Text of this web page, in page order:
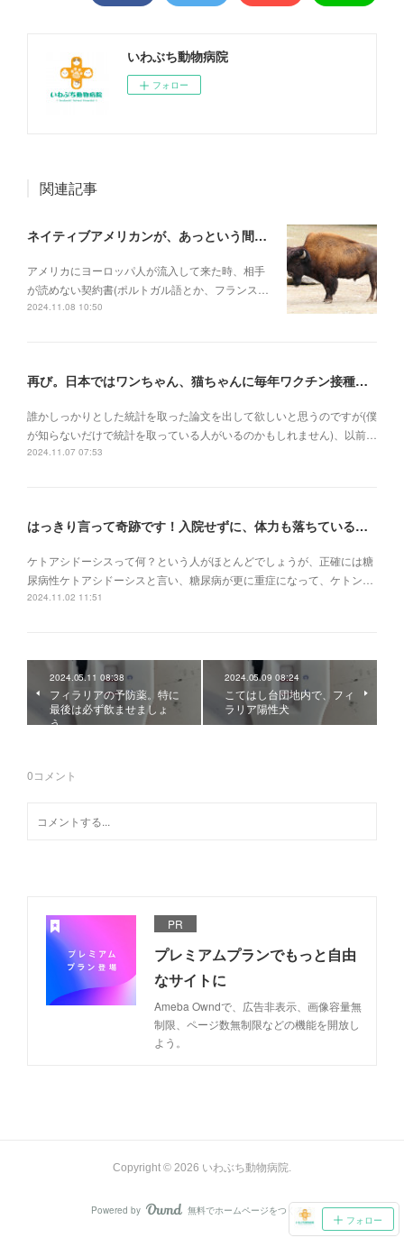
いわぶち動物病院
フォロー
関連記事
ネイティブアメリカンが、あっという間に滅ぼされていった理由
アメリカにヨーロッパ人が流入して来た時、相手
が読めない契約書(ポルトガル語とか、フランス…
2024.11.08 10:50
再び。日本ではワンちゃん、猫ちゃんに毎年ワクチン接種を行うべき理由
誰かしっかりとした統計を取った論文を出して欲しいと思うのですが(僕
が知らないだけで統計を取っている人がいるのかもしれません)、以前…
2024.11.07 07:53
はっきり言って奇跡です！入院せずに、体力も落ちている状況でケトアシドーシスから復活
ケトアシドーシスって何？という人がほとんどでしょうが、正確には糖
尿病性ケトアシドーシスと言い、糖尿病が更に重症になって、ケトン…
2024.11.02 11:51
2024.05.11 08:38
フィラリアの予防薬。特に
最後は必ず飲ませましょ
う。
2024.05.09 08:24
こてはし台団地内で、フィ
ラリア陽性犬
0コメント
PR
プレミアムプランでもっと自由
なサイトに
Ameba Owndで、広告非表示、画像容量無
制限、ページ数無制限などの機能を開放し
よう。
フォロー
Copyright © 2026 いわぶち動物病院.
Powered by AmebaOwnd
無料でホームページをつくろう